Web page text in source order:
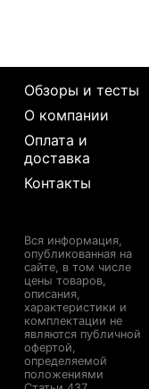
Обзоры и тесты
О компании
Оплата и
доставка
Контакты
Вся информация,
опубликованная на
сайте, в том числе
цены товаров,
описания,
характеристики и
комплектации не
являются публичной
офертой,
определяемой
положениями